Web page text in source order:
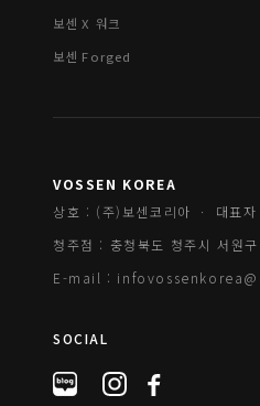
보센 X 워크
보센 Forged
VOSSEN KOREA
상호 : (주)보센코리아 ㆍ 대표
청주점 : 충청북도 청주시 서
E-mail :
SOCIAL